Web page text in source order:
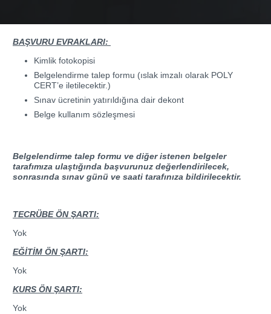
BAŞVURU EVRAKLARI:
Kimlik fotokopisi
Belgelendirme talep formu (ıslak imzalı olarak POLY
CERT’e iletilecektir.)
Sınav ücretinin yatırıldığına dair dekont
Belge kullanım sözleşmesi
Belgelendirme talep formu ve diğer istenen belgeler
tarafımıza ulaştığında başvurunuz değerlendirilecek,
sonrasında sınav günü ve saati tarafınıza bildirilecektir.
TECRÜBE ÖN ŞARTI:
Yok
EĞİTİM ÖN ŞARTI:
Yok
KURS ÖN ŞARTI:
Yok